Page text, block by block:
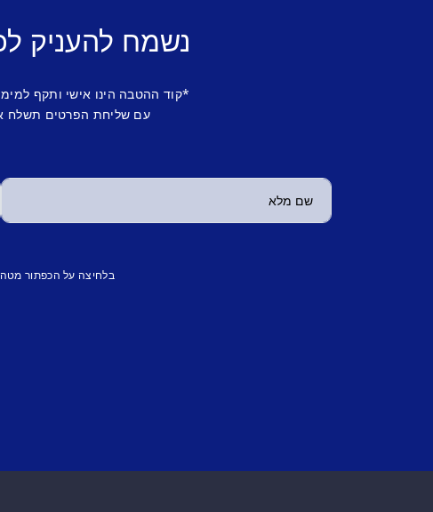
נשמח להעניק
*קוד ההטבה הינו אישי ותקף
עם שליחת הפרטים תשלח
בלחיצה על הכפתור